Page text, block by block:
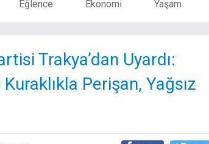
Eğlence Ekonomi Yaşam
Trakya’dan Uyardı:
Perişan, Yağsız